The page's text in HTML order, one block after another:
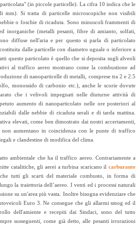
(in piccole particelle). La cifra 10 indica che le
Si tratta di particelle microscopiche non visibili
o foschie di ricaduta. Sono minuscoli frammenti di
inorganiche (metalli pesanti, fibre di amianto, solfati,
diffuse nell'aria e per questo si parla di particolato
dalle particelle con diametro uguale o inferiore a
questo particolato è quello che si deposita sugli alveoli
al traffico aereo mostrano come la combustione ad
di nanoparticelle di metalli, comprese tra 2 e 2.5
monossido di carbonio etc.), anche le scorie dovute
che i velivoli impegnati nelle diuturne attività di
aumento di nanoparticolato nelle ore posteriori al
dalle nebbie di ricaduta serali e di tarda mattina.
elevati, come ben dimostrato dai nostri accertamenti,
non aumentano in coincidenza con le punte di traffico
e clandestine di modifica del clima.
ambientale che ha il traffico aereo. Contrariamente a
catalitiche, gli aerei a turbina scaricano il carburante
tutti gli scarti del materiale combusto, in forma di
la traiettoria dell’aereo. I venti ed i processi naturali
su un'area più vasta. Inoltre bisogna evidenziare che
Euro 3. Ne consegue che gli allarmi smog ed il
dell'amiente e recepiti dai Sindaci, sono del tutto
susseguenti, come già detto, alle pesanti irrorazioni